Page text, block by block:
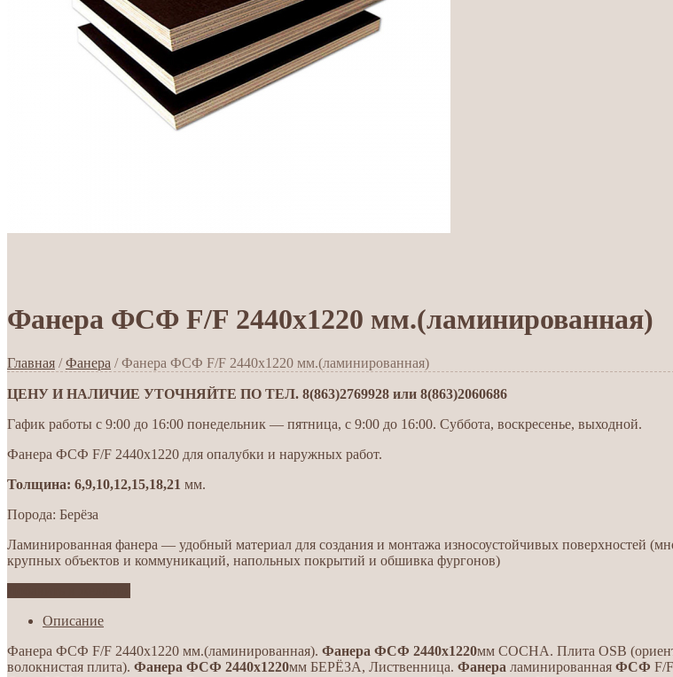
Фанера ФСФ F/F 2440х1220 мм.(ламинированная)
Главная /Фанера / Фанера ФСФ F/F 2440х1220 мм.(ламинированная)
ЦЕНУ И НАЛИЧИЕ УТОЧНЯЙТЕ ПО ТЕЛ. 8(863)2769928 или 8(863)2060686
Гафик работы с 9:00 до 16:00 понедельник — пятница, с 9:00 до 16:00. Суббота, воскресенье, выходной.
Фанера ФСФ F/F 2440х1220 для опалубки и наружных работ.
Толщина: 6,9,10,12,15,18,21 мм.
Порода: Берёза
Ламинированная фанера — удобный материал для создания и монтажа износоустойчивых поверхностей
крупных объектов и коммуникаций, напольных покрытий и обшивка фургонов)
Описание
Фанера ФСФ F/F 2440х1220 мм.(ламинированная). Фанера ФСФ 2440х1220мм СОСНА. Плита OSB
волокнистая плита). Фанера ФСФ 2440х1220мм БЕРЁЗА, Лиственница. Фанера ламинированная ФСФ F/